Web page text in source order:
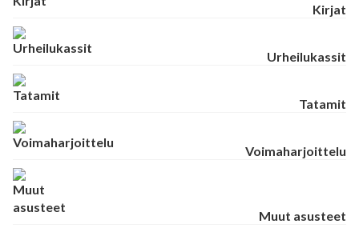
Kirjat
Urheilukassit
Tatamit
Voimaharjoittelu
Muut asusteet